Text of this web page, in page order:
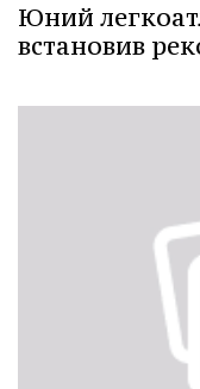
Юний
встановив